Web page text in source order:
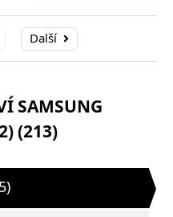
Další
SAMSUNG
(213)